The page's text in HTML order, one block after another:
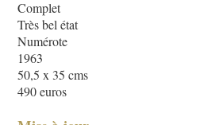
Complet
Très bel état
Numérote
1963
50,5 x 35 cms
490 euros